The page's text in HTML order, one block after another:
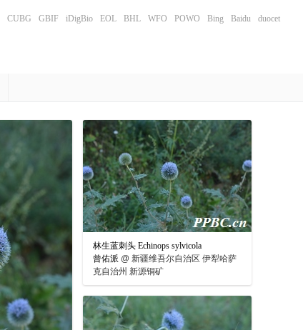
CUBG GBIF iDigBio EOL BHL WFO POWO Bing Baidu duocet
林生蓝刺头 Echinops sylvicola
曾佑派 @ 新疆维吾尔自治区 伊犁哈萨
克自治州 新源铜矿